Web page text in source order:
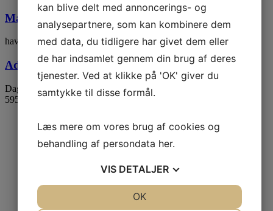
Mail
havn@dagelokke.com
Adresse
Dageløkke Havn 5-7
5953 Tranekær
Affaldsplan
Handelsbetingelser
kan blive delt med annoncerings- og
analysepartnere, som kan kombinere dem
med data, du tidligere har givet dem eller
de har indsamlet gennem din brug af deres
tjenester. Ved at klikke på 'OK' giver du
samtykke til disse formål.
Læs mere om vores brug af cookies og
behandling af persondata her.
VIS DETALJER
OK